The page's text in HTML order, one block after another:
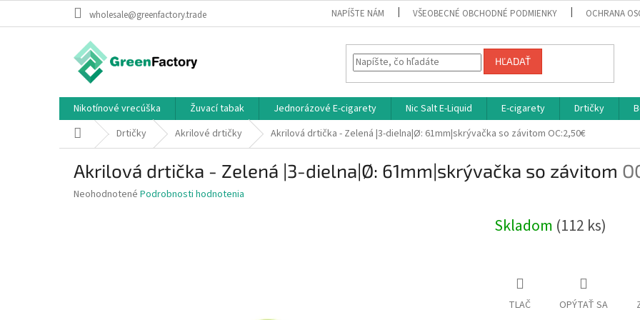
wholesale@greenfactory.trade NAPÍŠTE NÁM VŠEOBECNÉ OBCHODNÉ PODMIENKY OCHRANA
HĽADAŤ
Nikotínové vrecúška Žuvací tabak Jednorázové E-cigarety Nic Salt E-Liquid E-cigarety Drtičky
DomovDrtičky Akrilové drtičky Akrilová drtička - Zelená |3-dielna|Ø: 61mm|skrývačka so závitom OC:2,50€
Akrilová drtička - Zelená |3-dielna|Ø: 61mm|skrývačka so závitom
Priemerné
Neohodnotené Podrobnosti hodnotenia
Skladom (112 ks)
TLAČ OPÝTAŤ SA